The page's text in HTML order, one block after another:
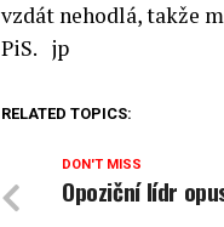
vzdát nehodlá, takže
PiS. jp
RELATED TOPICS:
DON'T MISS
Opoziční lídr